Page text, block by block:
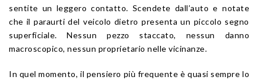
sentite un leggero contatto. Scendete dall’auto e notate
che il paraurti del veicolo dietro presenta un piccolo segno
superficiale. Nessun pezzo staccato, nessun danno
macroscopico, nessun proprietario nelle vicinanze.
In quel momento, il pensiero più frequente è quasi sempre lo